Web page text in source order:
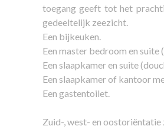
toegang geeft tot het
gedeeltelijk zeezicht.
Een bijkeuken.
Een master bedroom en suite
Een slaapkamer en suite
Een slaapkamer of kantoor
Een gastentoilet.
Zuid-, west- en